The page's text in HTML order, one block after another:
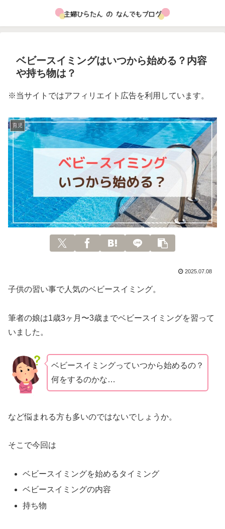
ベビースイミングはいつから始める？内容
や持ち物は？
※当サイトではアフィリエイト広告を利用しています。
育児
2025.07.08
子供の習い事で人気のベビースイミング。
筆者の娘は1歳3ヶ月〜3歳までベビースイミングを習って
いました。
ベビースイミングっていつから始めるの？
何をするのかな…
など悩まれる方も多いのではないでしょうか。
そこで今回は
ベビースイミングを始めるタイミング
ベビースイミングの内容
持ち物